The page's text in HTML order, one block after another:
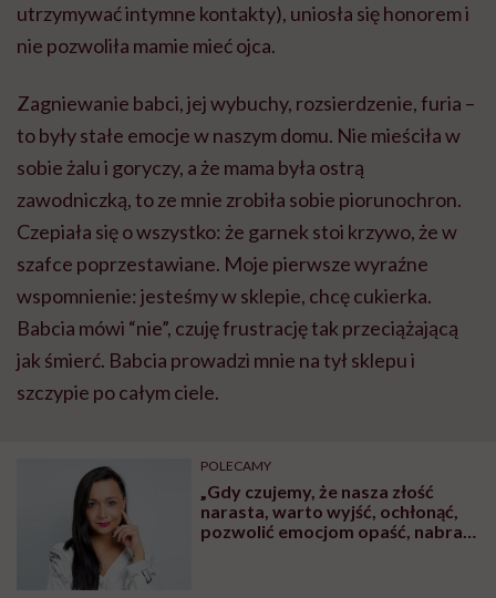
utrzymywać intymne kontakty), uniosła się honorem i
nie pozwoliła mamie mieć ojca.
Zagniewanie babci, jej wybuchy, rozsierdzenie, furia –
to były stałe emocje w naszym domu. Nie mieściła w
sobie żalu i goryczy, a że mama była ostrą
zawodniczką, to ze mnie zrobiła sobie piorunochron.
Czepiała się o wszystko: że garnek stoi krzywo, że w
szafce poprzestawiane. Moje pierwsze wyraźne
wspomnienie: jesteśmy w sklepie, chcę cukierka.
Babcia mówi “nie”, czuję frustrację tak przeciążającą
jak śmierć. Babcia prowadzi mnie na tył sklepu i
szczypie po całym ciele.
POLECAMY
„Gdy czujemy, że nasza złość
narasta, warto wyjść, ochłonąć,
pozwolić emocjom opaść, nabrać